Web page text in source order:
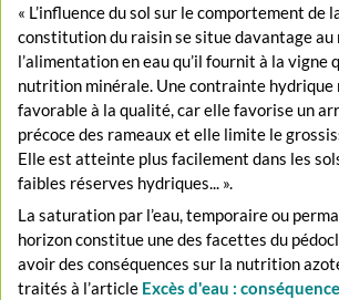
« L’influence du sol sur le comportement de
constitution du raisin se situe davantage au
l’alimentation en eau qu’il fournit à la vigne
nutrition minérale. Une contrainte hydrique
favorable à la qualité, car elle favorise un
précoce des rameaux et elle limite le
Elle est atteinte plus facilement dans les
faibles réserves hydriques... ».
La saturation par l’eau, temporaire ou
horizon constitue une des facettes du
avoir des conséquences sur la nutrition
traités à l’article Excès d'eau :